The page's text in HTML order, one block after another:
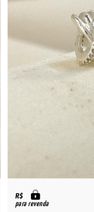
R$
para revenda